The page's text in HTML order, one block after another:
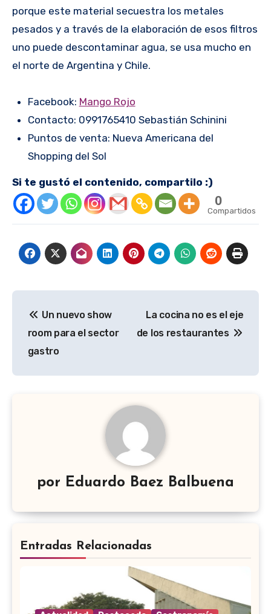
porque este material secuestra los metales
pesados y a través de la elaboración de esos filtros
uno puede descontaminar agua, se usa mucho en
el norte de Argentina y Chile.
Facebook: Mango Rojo
Contacto: 0991765410 Sebastián Schinini
Puntos de venta: Nueva Americana del
Shopping del Sol
Si te gustó el contenido, compartilo :)
0
Compartidos
de
entradas
Un nuevo show
room para el sector
gastro
La cocina no es el eje
de los restaurantes
por Eduardo Baez Balbuena
Entradas Relacionadas